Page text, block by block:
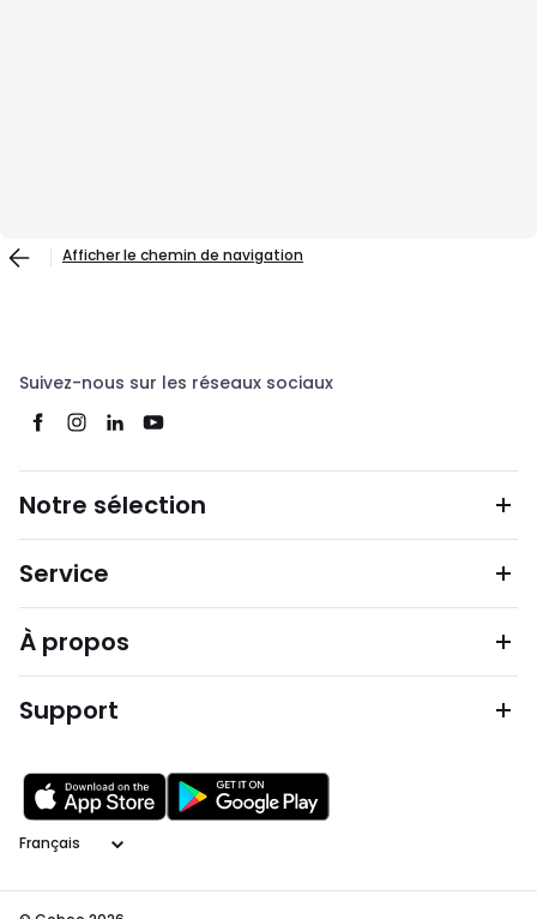
Afficher le chemin de navigation
Suivez-nous sur les réseaux sociaux
Notre sélection
Service
À propos
Support
Langage